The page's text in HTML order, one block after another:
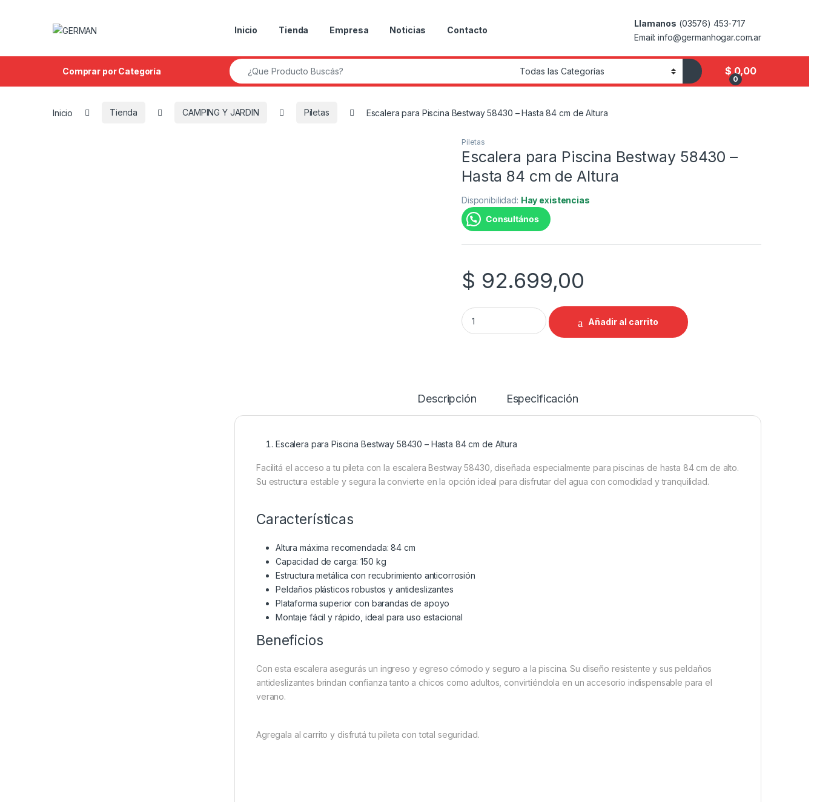
Inicio Tienda Empresa Noticias Contacto
Llamanos (03576) 453-717
Email: info@germanhogar.com.ar
Comprar por Categoría
Search for:
0
$0,00
Inicio Tienda CAMPING Y JARDIN Piletas Escalera para Piscina Bestway 58430 – Hasta 84 cm de Altura
Piletas
Escalera para Piscina Bestway 58430 –
Hasta 84 cm de Altura
Disponibilidad: Hay existencias
Consultános
$ 92.699,00
Escalera para Piscina Bestway 58430 – Hasta 84 cm de Altura quantity
Añadir al carrito
Descripción Especificación
Escalera para Piscina Bestway 58430 – Hasta 84 cm de Altura
Facilitá el acceso a tu pileta con la escalera Bestway 58430, diseñada especialmente para piscinas de hasta 84 cm de alto.
Su estructura estable y segura la convierte en la opción ideal para disfrutar del agua con comodidad y tranquilidad.
Características
Altura máxima recomendada: 84 cm
Capacidad de carga: 150 kg
Estructura metálica con recubrimiento anticorrosión
Peldaños plásticos robustos y antideslizantes
Plataforma superior con barandas de apoyo
Montaje fácil y rápido, ideal para uso estacional
Beneficios
Con esta escalera asegurás un ingreso y egreso cómodo y seguro a la piscina. Su diseño resistente y sus peldaños
antideslizantes brindan confianza tanto a chicos como adultos, convirtiéndola en un accesorio indispensable para el
verano.
Agregala al carrito y disfrutá tu pileta con total seguridad.